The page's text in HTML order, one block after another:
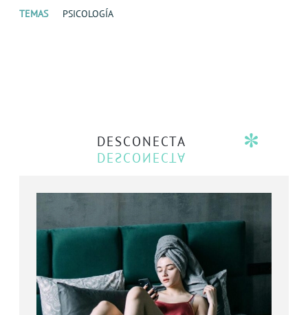
TEMAS PSICOLOGÍA
DESCONECTA